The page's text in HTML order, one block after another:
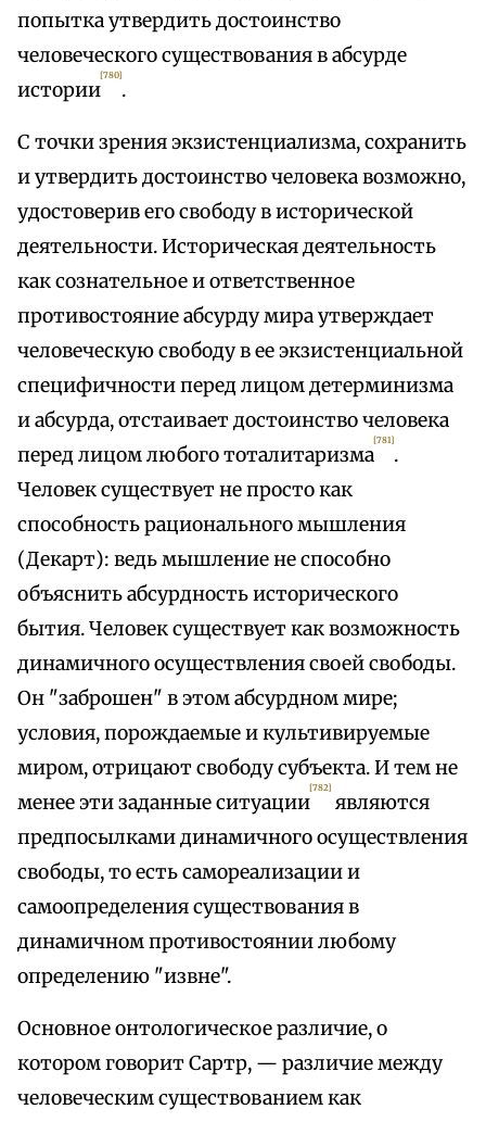
попытка утвердить достоинство
человеческого существования в абсурде
истории
[780]
.
С точки зрения экзистенциализма, сохранить
и утвердить достоинство человека возможно,
удостоверив его свободу в исторической
деятельности. Историческая деятельность
как сознательное и ответственное
противостояние абсурду мира утверждает
человеческую свободу в ее экзистенциальной
специфичности перед лицом детерминизма
и абсурда, отстаивает достоинство человека
перед лицом любого тоталитаризма
[781]
.
Человек существует не просто как
способность рационального мышления
(Декарт): ведь мышление не способно
объяснить абсурдность исторического
бытия. Человек существует как возможность
динамичного осуществления своей свободы.
Он "заброшен" в этом абсурдном мире;
условия, порождаемые и культивируемые
миром, отрицают свободу субъекта. И тем не
менее эти заданные ситуации
[782]
являются
предпосылками динамичного осуществления
свободы, то есть самореализации и
самоопределения существования в
динамичном противостоянии любому
определению "извне".
Основное онтологическое различие, о
котором говорит Сартр, — различие между
человеческим существованием как